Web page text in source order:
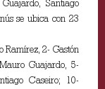
Santiago
se ubica con 23
Ramírez, 2- Gastón
Guajardo, 5-
Caseiro; 10-